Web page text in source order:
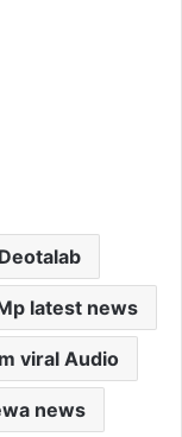
Deotalab
latest news
viral Audio
news